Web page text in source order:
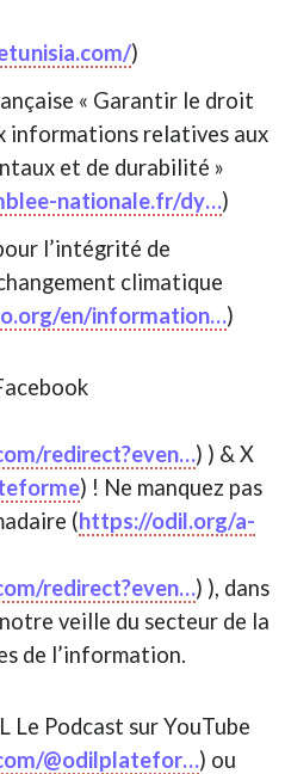
)
« Garantir le droit
informations relatives aux
et de durabilité »
nationale.fr/dy…)
l’intégrité de
climatique
en/information…)
redirect?even…) ) & X
) ! Ne manquez pas
(https://odil.org/a-
redirect?even…) ), dans
veille du secteur de la
de l’information.
Le Podcast sur YouTube
@odilplatefor…) ou